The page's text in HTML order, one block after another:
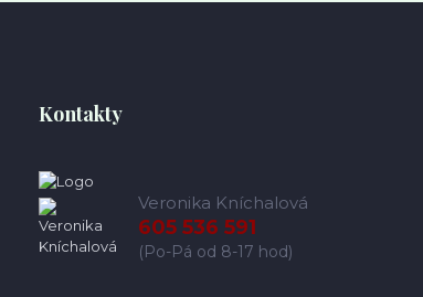
Kontakty
Veronika Kníchalová
605 536 591
(Po-Pá od 8-17 hod)